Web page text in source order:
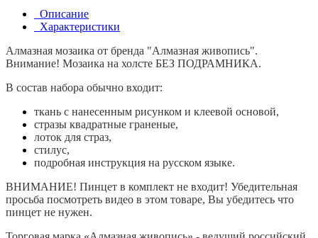
Описание
Характеристики
Алмазная мозаика от бренда "Алмазная живопись".
Внимание! Мозаика на холсте БЕЗ ПОДРАМНИКА.
В состав набора обычно входит:
ткань с нанесенным рисунком и клеевой основой,
стразы квадратные граненые,
лоток для страз,
стилус,
подробная инструкция на русском языке.
ВНИМАНИЕ! Пинцет в комплект не входит! Убедительная
просьба посмотреть видео в этом товаре, Вы убедитесь что
пинцет не нужен.